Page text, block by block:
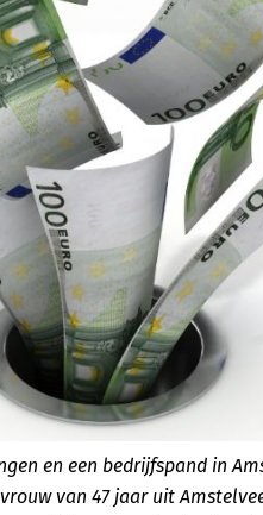
en een bedrijfspand in
van 47 jaar uit